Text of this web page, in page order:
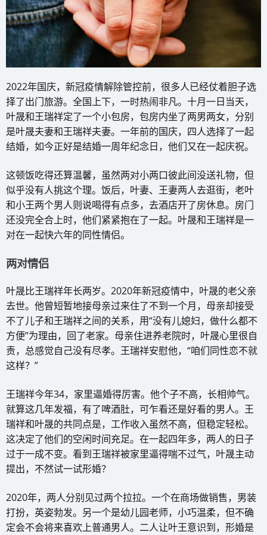
2022年国庆，新冠疫情解除管控前，很多人已经仗着胆子选
择了出门旅游。全国上下，一时热闹非凡。十月一日当天，
叶晟和王瑞祥定了一个小包房，包房内坐了两男两女，分别
是叶晟夫妻和王瑞祥夫妻。一年前的国庆，四人选择了一起
结婚，如今正好是结婚一周年纪念日，他们又在一起庆祝。
这顿饭吃得还算温馨，虽然两对小两口彼此间没送礼物，但
似乎没有人挑这个理。饭后，叶妻、王妻两人去逛街，老叶
和小王两个男人则说喝得有点多，去酒店开了房休息。房门
还没完全合上时，他们紧紧抱在了一起。叶晟和王瑞祥是一
对在一起快六年的同性情侣。
两对情侣
叶晟比王瑞祥年长两岁。2020年新冠疫情中，叶晟的老父亲
去世。他曾短暂地接母亲过来住了不到一个月，母亲却接受
不了儿子和王瑞祥之间的关系，用“没有儿媳妇，做什么都不
方便”为理由，回了老家。母亲住进养老院时，叶晟心里很自
责，总感觉自己没有尽孝。王瑞祥安慰他，“咱们同性恋不就
这样？”
王瑞祥今年34，家里逼婚得厉害。他个子不高，长相帅气。
就算这几年发福，有了啤酒肚，可乍看还是好看的男人。王
瑞祥和叶晟的共同点是，工作收入虽然不高，但稳定轻松。
这决定了他们的空闲时间充足。在一起四年多，两人的日子
过于一成不变。看到王瑞祥被家里逼得喘不过气，叶晟主动
提出，不然试一试形婚？
2020年，两人分别见过两个拉拉。一个在商场做销售，男装
打扮，英姿勃发。另一个是幼儿园老师，小巧温柔，但不确
定会不会将来喜欢上普通男人。二人让叶王意识到，形婚是